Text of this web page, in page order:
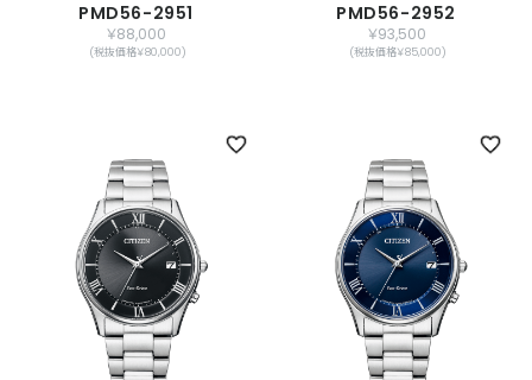
PMD56-2951
￥88,000
(税抜価格￥80,000)
PMD56-2952
￥93,500
(税抜価格￥85,000)